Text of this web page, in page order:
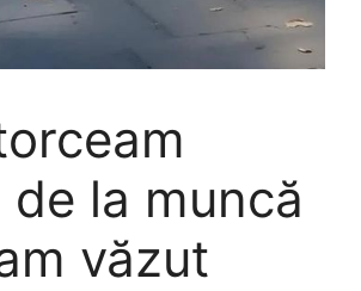
de la muncă
văzut